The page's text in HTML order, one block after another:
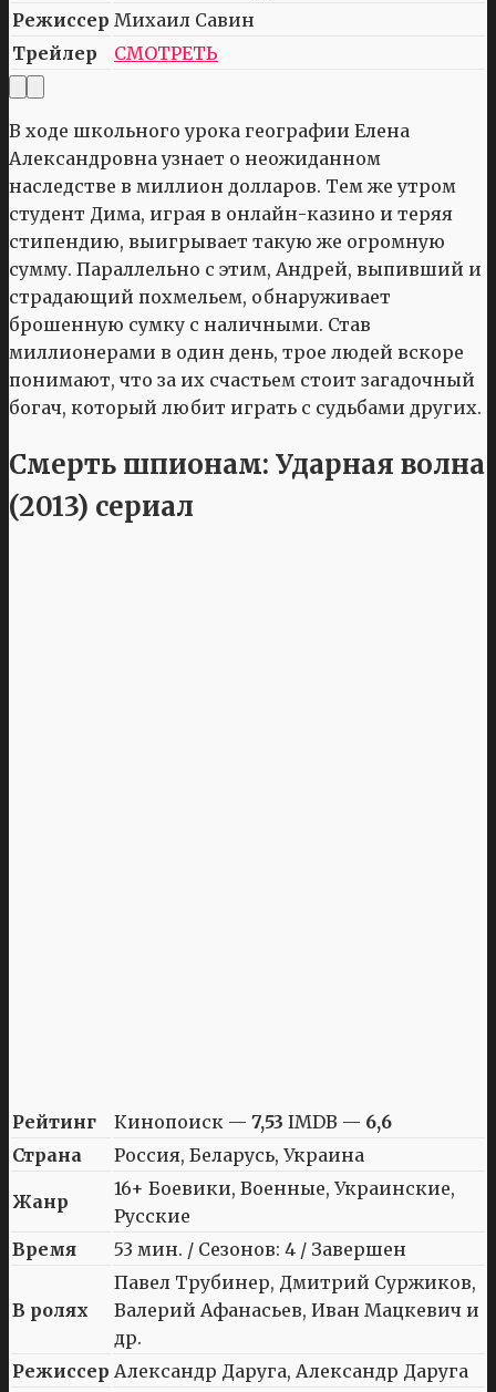
Режиссер Михаил Савин
Трейлер
СМОТРЕТЬ
В ходе школьного урока географии Елена
Александровна узнает о неожиданном
наследстве в миллион долларов. Тем же утром
студент Дима, играя в онлайн-казино и теряя
стипендию, выигрывает такую же огромную
сумму. Параллельно с этим, Андрей, выпивший и
страдающий похмельем, обнаруживает
брошенную сумку с наличными. Став
миллионерами в один день, трое людей вскоре
понимают, что за их счастьем стоит загадочный
богач, который любит играть с судьбами других.
Смерть шпионам: Ударная волна
(2013) сериал
Рейтинг Кинопоиск — 7,53 IMDB — 6,6
Страна
Россия, Беларусь, Украина
Жанр
16+ Боевики, Военные, Украинские,
Русские
Время
53 мин. / Сезонов: 4 / Завершен
В ролях
Павел Трубинер, Дмитрий Суржиков,
Валерий Афанасьев, Иван Мацкевич и
др.
Режиссер Александр Даруга, Александр Даруга